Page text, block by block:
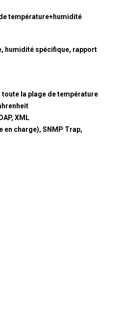
température+humidité
humidité spécifique, rapport
toute la plage de température
XML
en charge), SNMP Trap,